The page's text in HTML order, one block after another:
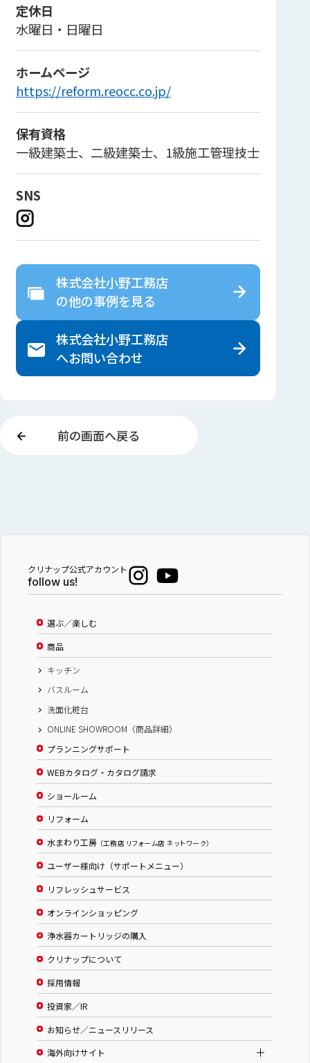
定休日
水曜日・日曜日
ホームページ
https://reform.reocc.co.jp/
保有資格
一級建築士、二級建築士、1級施工管理技士
SNS
株式会社小野工務店
の他の事例を見る
株式会社小野工務店
へお問い合わせ
前の画面へ戻る
クリナップ公式アカウント
follow us!
選ぶ／楽しむ
商品
キッチン
バスルーム
洗面化粧台
ONLINE SHOWROOM（商品詳細）
プランニングサポート
WEBカタログ・カタログ請求
ショールーム
リフォーム
水まわり工房 （工務店 リフォーム店 ネットワーク）
ユーザー様向け（サポートメニュー）
リフレッシュサービス
オンラインショッピング
浄水器カートリッジの購入
クリナップについて
採用情報
投資家／IR
お知らせ／ニュースリリース
海外向けサイト